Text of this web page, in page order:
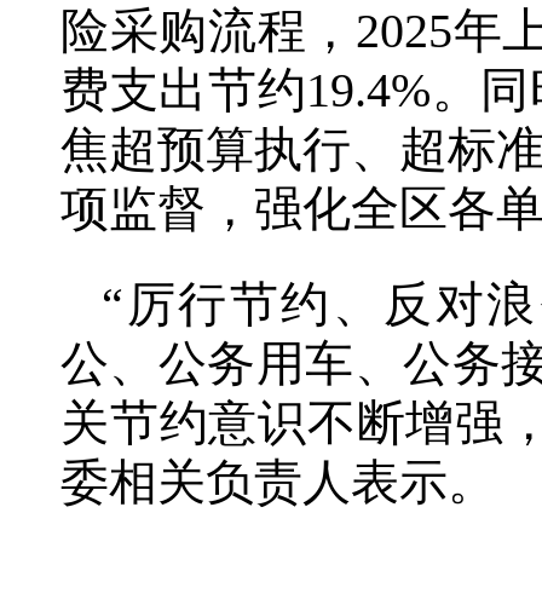
险采购流程，2025年
费支出节约19.4%。
焦超预算执行、超标
项监督，强化全区各
“厉行节约、反对
公、公务用车、公务
关节约意识不断增强
委相关负责人表示。